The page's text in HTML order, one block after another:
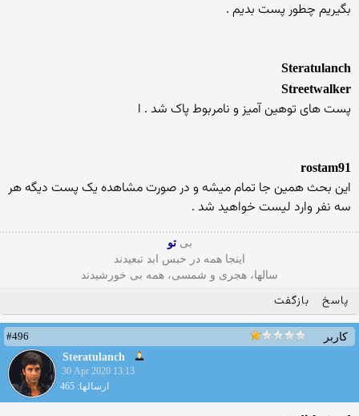
بگیریم چطور پست بدیم .
Steratulanch
Streetwalker
پست های توهین آمیز و نامربوط پاک شد . ا
rostam91
این بحث همین جا تمام میشه و در صورت مشاهده یک پست دیگه هر
سه نفر وارد لیست خواهید شد .
بی تو
اینجا همه در حبس ابد تبعیدند
سالها، هجری و شمسی، همه بی خورشیدند
پاسخ بازگفت
کاربر
#496
Steratulanch
30 Apr 2020 13:13
ارسالها: 465